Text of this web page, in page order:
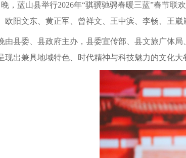
晚，蓝山县举行2026年“骐骥驰骋春暖三蓝”春节
欧阳文东、黄正军、曾祥文、王中滨、李畅、王
由县委、县政府主办，县委宣传部、县文旅广体
现出兼具地域特色、时代精神与科技魅力的文化大